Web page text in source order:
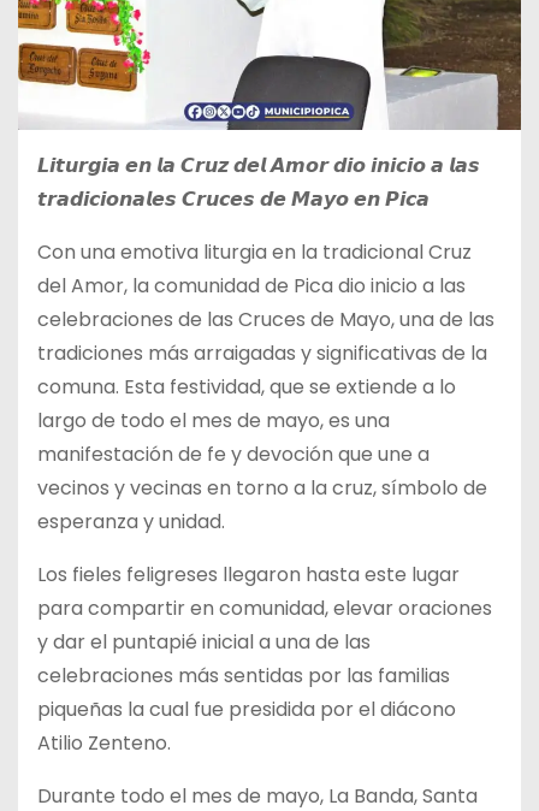
𝙇𝙞𝙩𝙪𝙧𝙜𝙞𝙖 𝙚𝙣 𝙡𝙖 𝘾𝙧𝙪𝙯 𝙙𝙚𝙡 𝘼𝙢𝙤𝙧 𝙙𝙞𝙤 𝙞𝙣𝙞𝙘𝙞𝙤 𝙖 𝙡𝙖𝙨
𝙩𝙧𝙖𝙙𝙞𝙘𝙞𝙤𝙣𝙖𝙡𝙚𝙨 𝘾𝙧𝙪𝙘𝙚𝙨 𝙙𝙚 𝙈𝙖𝙮𝙤 𝙚𝙣 𝙋𝙞𝙘𝙖
Con una emotiva liturgia en la tradicional Cruz
del Amor, la comunidad de Pica dio inicio a las
celebraciones de las Cruces de Mayo, una de las
tradiciones más arraigadas y significativas de la
comuna. Esta festividad, que se extiende a lo
largo de todo el mes de mayo, es una
manifestación de fe y devoción que une a
vecinos y vecinas en torno a la cruz, símbolo de
esperanza y unidad.
Los fieles feligreses llegaron hasta este lugar
para compartir en comunidad, elevar oraciones
y dar el puntapié inicial a una de las
celebraciones más sentidas por las familias
piqueñas la cual fue presidida por el diácono
Atilio Zenteno.
Durante todo el mes de mayo, La Banda, Santa